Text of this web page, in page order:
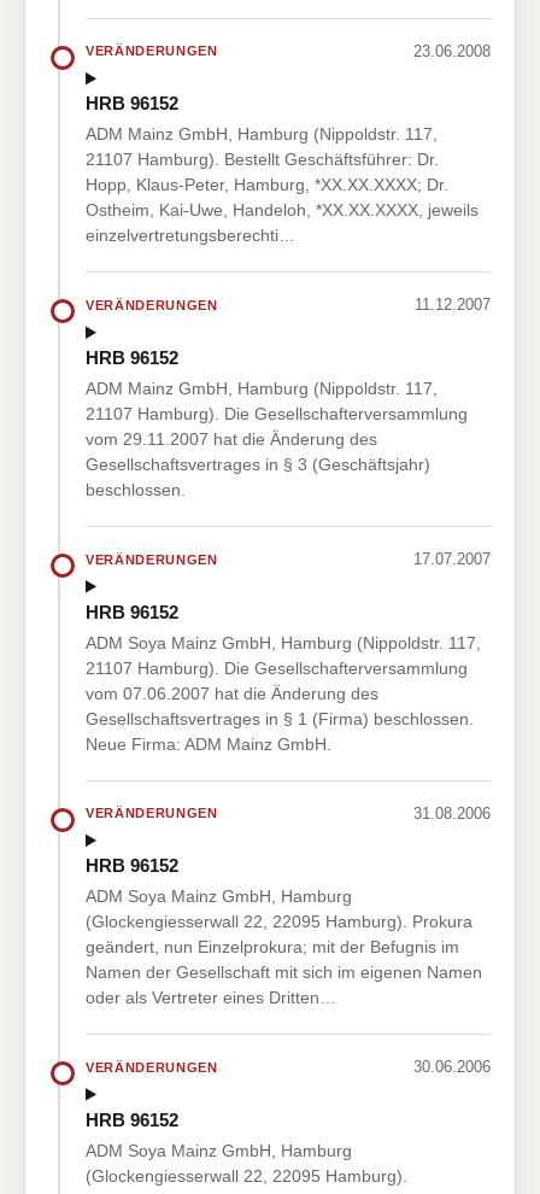
VERÄNDERUNGEN 23.06.2008
HRB 96152
ADM Mainz GmbH, Hamburg (Nippoldstr. 117,
21107 Hamburg). Bestellt Geschäftsführer: Dr.
Hopp, Klaus-Peter, Hamburg, *XX.XX.XXXX; Dr.
Ostheim, Kai-Uwe, Handeloh, *XX.XX.XXXX, jeweils
einzelvertretungsberechti…
VERÄNDERUNGEN 11.12.2007
HRB 96152
ADM Mainz GmbH, Hamburg (Nippoldstr. 117,
21107 Hamburg). Die Gesellschafterversammlung
vom 29.11.2007 hat die Änderung des
Gesellschaftsvertrages in § 3 (Geschäftsjahr)
beschlossen.
VERÄNDERUNGEN 17.07.2007
HRB 96152
ADM Soya Mainz GmbH, Hamburg (Nippoldstr. 117,
21107 Hamburg). Die Gesellschafterversammlung
vom 07.06.2007 hat die Änderung des
Gesellschaftsvertrages in § 1 (Firma) beschlossen.
Neue Firma: ADM Mainz GmbH.
VERÄNDERUNGEN 31.08.2006
HRB 96152
ADM Soya Mainz GmbH, Hamburg
(Glockengiesserwall 22, 22095 Hamburg). Prokura
geändert, nun Einzelprokura; mit der Befugnis im
Namen der Gesellschaft mit sich im eigenen Namen
oder als Vertreter eines Dritten…
VERÄNDERUNGEN 30.06.2006
HRB 96152
ADM Soya Mainz GmbH, Hamburg
(Glockengiesserwall 22, 22095 Hamburg).